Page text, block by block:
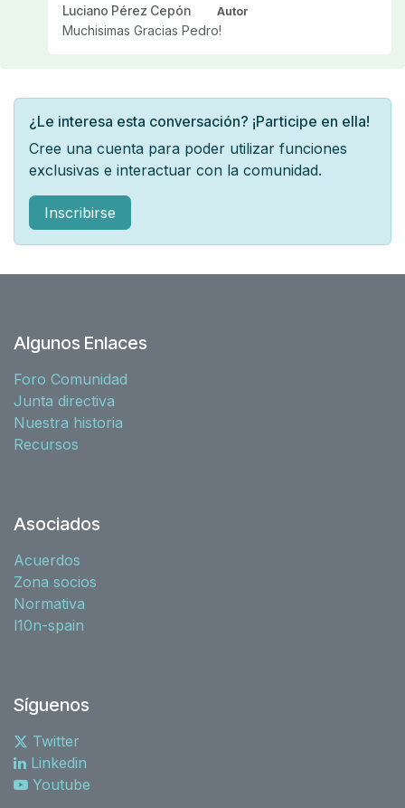
Luciano Pérez Cepón Autor
Muchisimas Gracias Pedro!
¿Le interesa esta conversación? ¡Participe en ella!
Cree una cuenta para poder utilizar funciones
exclusivas e interactuar con la comunidad.
Inscribirse
Algunos Enlaces
Foro Comunidad
Junta directiva
Nuestra historia
Recursos
Asociados
Acuerdos
Zona socios
Normativa
l10n-spain
Síguenos
Twitter
Linkedin
Youtube